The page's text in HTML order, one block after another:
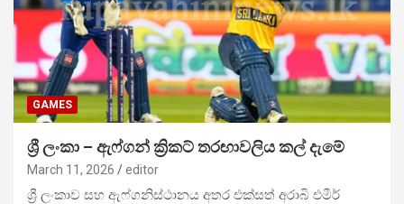
GAMES
ශ්‍රී ලංකා – ඇෆ්ගන් ක්‍රිකට් තරඟාවලිය කල් දැමේ
March 11, 2026 editor
ශ්‍රී ලංකාව සහ ඇෆ්ගනිස්ථානය අතර එක්සත් අරාබි එමීර්